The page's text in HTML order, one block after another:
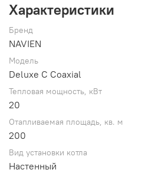
Характеристики
Бренд
NAVIEN
Модель
Deluxe C Coaxial
Тепловая мощность, кВт
20
Отапливаемая площадь, кв. м
200
Вид установки котла
Настенный